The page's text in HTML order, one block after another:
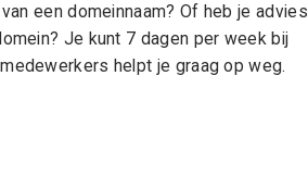
een domeinnaam? Of heb je advies
Je kunt 7 dagen per week bij
helpt je graag op weg.